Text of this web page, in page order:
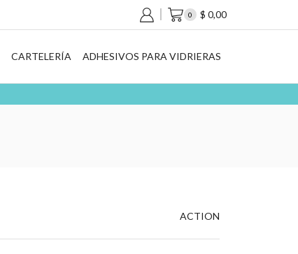
0 $ 0,00
CARTELERÍA ADHESIVOS PARA VIDRIERAS
ACTION